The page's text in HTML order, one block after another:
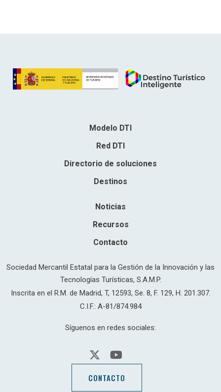
Modelo DTI
Red DTI
Directorio de soluciones
Destinos
Noticias
Recursos
Contacto
Sociedad Mercantil Estatal para la Gestión de la Innovación y las
Tecnologías Turísticas, S.A.M.P.
Inscrita en el R.M. de Madrid, T, 12593, Se. 8, F. 129, H. 201.307.
C.I.F.: A-81/874.984
Síguenos en redes sociales:
CONTACTO